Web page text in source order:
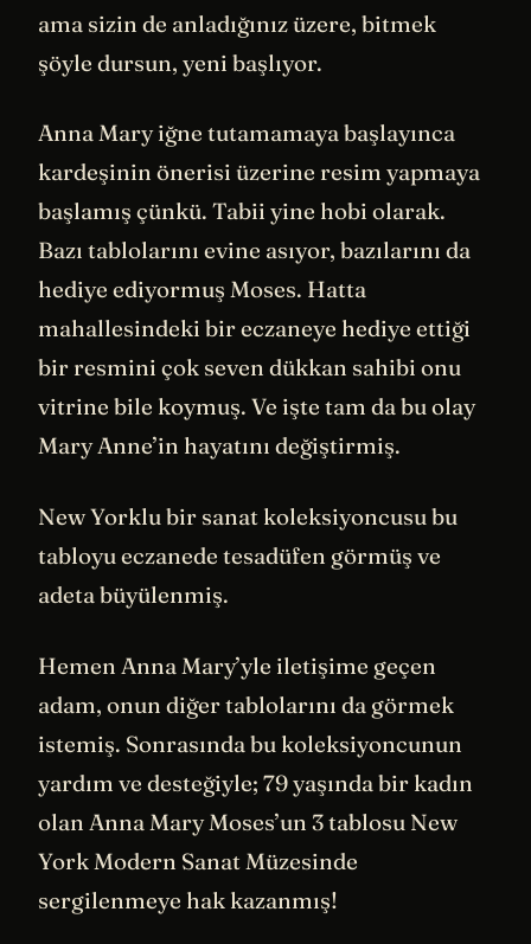
ama sizin de anladığınız üzere, bitmek
şöyle dursun, yeni başlıyor.
Anna Mary iğne tutamamaya başlayınca
kardeşinin önerisi üzerine resim yapmaya
başlamış çünkü. Tabii yine hobi olarak.
Bazı tablolarını evine asıyor, bazılarını da
hediye ediyormuş Moses. Hatta
mahallesindeki bir eczaneye hediye ettiği
bir resmini çok seven dükkan sahibi onu
vitrine bile koymuş. Ve işte tam da bu olay
Mary Anne’in hayatını değiştirmiş.
New Yorklu bir sanat koleksiyoncusu bu
tabloyu eczanede tesadüfen görmüş ve
adeta büyülenmiş.
Hemen Anna Mary’yle iletişime geçen
adam, onun diğer tablolarını da görmek
istemiş. Sonrasında bu koleksiyoncunun
yardım ve desteğiyle; 79 yaşında bir kadın
olan Anna Mary Moses’un 3 tablosu New
York Modern Sanat Müzesinde
sergilenmeye hak kazanmış!